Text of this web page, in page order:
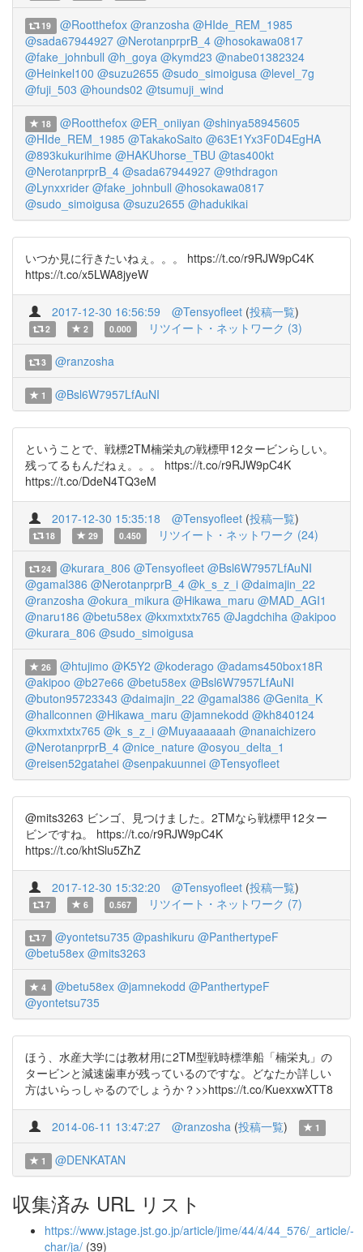
19 @Rootthefox @ranzosha @HIde_REM_1985
@sada67944927 @NerotanprprB_4 @hosokawa0817
@fake_johnbull @h_goya @kymd23 @nabe01382324
@Heinkel100 @suzu2655 @sudo_simoigusa @level_7g
@fuji_503 @hounds02 @tsumuji_wind
18 @Rootthefox @ER_oniiyan @shinya58945605
@HIde_REM_1985 @TakakoSaito @63E1Yx3F0D4EgHA
@893kukurihime @HAKUhorse_TBU @tas400kt
@NerotanprprB_4 @sada67944927 @9thdragon
@Lynxxrider @fake_johnbull @hosokawa0817
@sudo_simoigusa @suzu2655 @hadukikai
いつか見に行きたいねぇ。。。 https://t.co/r9RJW9pC4K
https://t.co/x5LWA8jyeW
2017-12-30 16:56:59 @Tensyofleet (投稿一覧)
2 2 0.000 リツイート・ネットワーク (3)
3 @ranzosha
1 @Bsl6W7957LfAuNI
ということで、戦標2TM楠栄丸の戦標甲12タービンらしい。
残ってるもんだねぇ。。。 https://t.co/r9RJW9pC4K
https://t.co/DdeN4TQ3eM
2017-12-30 15:35:18 @Tensyofleet (投稿一覧)
18 29 0.450 リツイート・ネットワーク (24)
24 @kurara_806 @Tensyofleet @Bsl6W7957LfAuNI
@gamal386 @NerotanprprB_4 @k_s_z_i @daimajin_22
@ranzosha @okura_mikura @Hikawa_maru @MAD_AGI1
@naru186 @betu58ex @kxmxtxtx765 @Jagdchiha @akipoo
@kurara_806 @sudo_simoigusa
26 @htujimo @K5Y2 @koderago @adams450box18R
@akipoo @b27e66 @betu58ex @Bsl6W7957LfAuNI
@buton95723343 @daimajin_22 @gamal386 @Genita_K
@hallconnen @Hikawa_maru @jamnekodd @kh840124
@kxmxtxtx765 @k_s_z_i @Muyaaaaaah @nanaichizero
@NerotanprprB_4 @nice_nature @osyou_delta_1
@reisen52gatahei @senpakuunnei @Tensyofleet
@mits3263 ビンゴ、見つけました。2TMなら戦標甲12ター
ビンですね。 https://t.co/r9RJW9pC4K
https://t.co/khtSlu5ZhZ
2017-12-30 15:32:20 @Tensyofleet (投稿一覧)
7 6 0.567 リツイート・ネットワーク (7)
7 @yontetsu735 @pashikuru @PanthertypeF
@betu58ex @mits3263
4 @betu58ex @jamnekodd @PanthertypeF
@yontetsu735
ほう、水産大学には教材用に2TM型戦時標準船「楠栄丸」の
タービンと減速歯車が残っているのですな。どなたか詳しい
方はいらっしゃるのでしょうか？>>https://t.co/KuexxwXTT8
2014-06-11 13:47:27 @ranzosha (投稿一覧) 1
1 @DENKATAN
収集済み URL リスト
https://www.jstage.jst.go.jp/article/jime/44/4/44_576/_article/-
char/ja/ (39)